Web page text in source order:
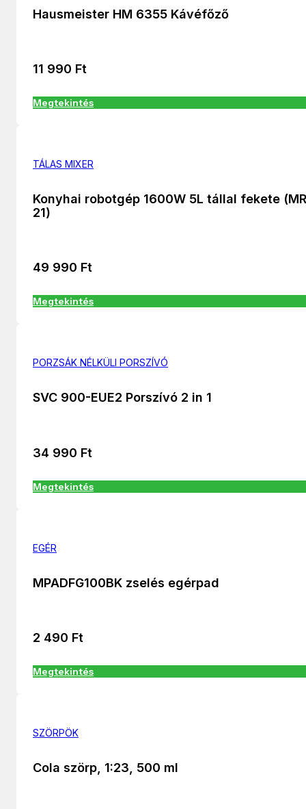
Hausmeister HM 6355 Kávéfőző
11 990 Ft
Megtekintés
TÁLAS MIXER
Konyhai robotgép 1600W 5L tállal fekete
21)
49 990 Ft
Megtekintés
PORZSÁK NÉLKÜLI PORSZÍVÓ
SVC 900-EUE2 Porszívó 2 in 1
34 990 Ft
Megtekintés
EGÉR
MPADFG100BK zselés egérpad
2 490 Ft
Megtekintés
SZÖRPÖK
Cola szörp, 1:23, 500 ml